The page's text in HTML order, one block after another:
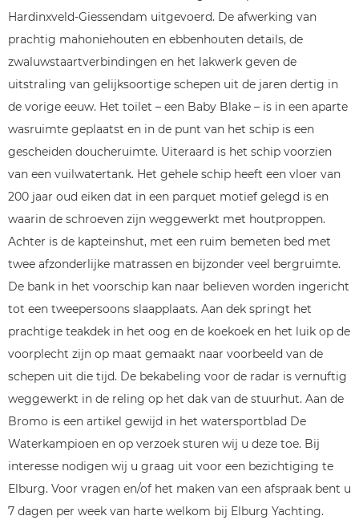
Hardinxveld-Giessendam uitgevoerd. De afwerking van
prachtig mahoniehouten en ebbenhouten details, de
zwaluwstaartverbindingen en het lakwerk geven de
uitstraling van gelijksoortige schepen uit de jaren dertig in
de vorige eeuw. Het toilet – een Baby Blake – is in een aparte
wasruimte geplaatst en in de punt van het schip is een
gescheiden doucheruimte. Uiteraard is het schip voorzien
van een vuilwatertank. Het gehele schip heeft een vloer van
200 jaar oud eiken dat in een parquet motief gelegd is en
waarin de schroeven zijn weggewerkt met houtproppen.
Achter is de kapteinshut, met een ruim bemeten bed met
twee afzonderlijke matrassen en bijzonder veel bergruimte.
De bank in het voorschip kan naar believen worden ingericht
tot een tweepersoons slaapplaats. Aan dek springt het
prachtige teakdek in het oog en de koekoek en het luik op de
voorplecht zijn op maat gemaakt naar voorbeeld van de
schepen uit die tijd. De bekabeling voor de radar is vernuftig
weggewerkt in de reling op het dak van de stuurhut. Aan de
Bromo is een artikel gewijd in het watersportblad De
Waterkampioen en op verzoek sturen wij u deze toe. Bij
interesse nodigen wij u graag uit voor een bezichtiging te
Elburg. Voor vragen en/of het maken van een afspraak bent u
7 dagen per week van harte welkom bij Elburg Yachting.